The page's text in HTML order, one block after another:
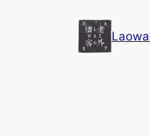
содержимому